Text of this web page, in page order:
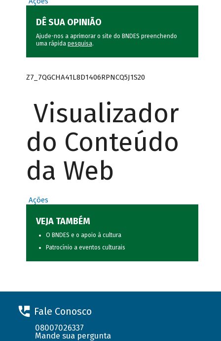
DÊ SUA OPINIÃO
Ajude-nos a aprimorar o site do BNDES preenchendo
uma rápida pesquisa.
Z7_7QGCHA41L8D1406RPNCQ5J1S20
Visualizador
do Conteúdo
da Web
Ações
VEJA TAMBÉM
O BNDES e o apoio à cultura
Patrocínio a eventos culturais
Fale Conosco
08007026337
Mande sua pergunta